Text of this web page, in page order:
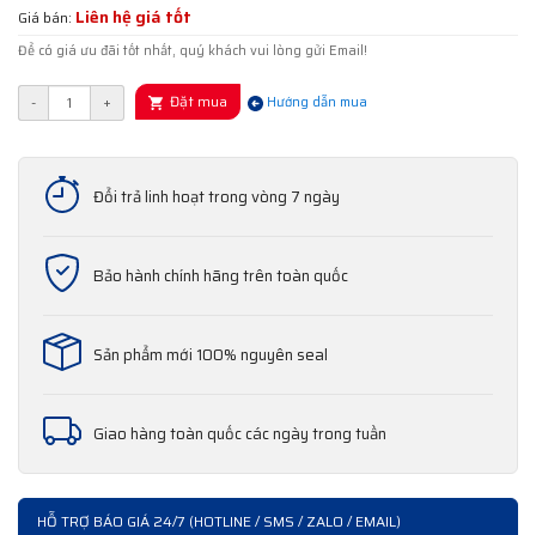
Giá bán: Liên hệ giá tốt
Để có giá ưu đãi tốt nhất, quý khách vui lòng gửi Email!
- + Đặt mua Hướng dẫn mua
Đổi trả linh hoạt trong vòng 7 ngày
Bảo hành chính hãng trên toàn quốc
Sản phẩm mới 100% nguyên seal
Giao hàng toàn quốc các ngày trong tuần
HỖ TRỢ BÁO GIÁ 24/7 (HOTLINE / SMS / ZALO / EMAIL)